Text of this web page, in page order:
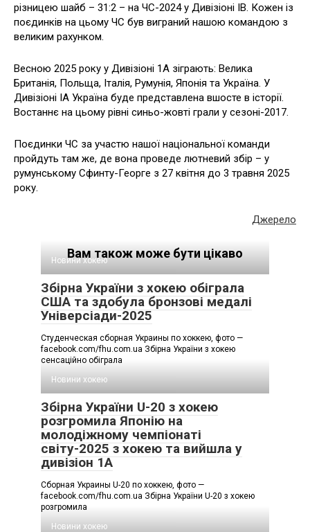
різницею шайб – 31:2 – на ЧС-2024 у Дивізіоні IB. Кожен із
поєдинків на цьому ЧС був виграний нашою командою з
великим рахунком.
Весною 2025 року у Дивізіоні 1А зіграють: Велика
Британія, Польща, Італія, Румунія, Японія та Україна. У
Дивізіоні ІА Україна буде представлена ​​вшосте в історії.
Востаннє на цьому рівні синьо-жовті грали у сезоні-2017.
Поєдинки ЧС за участю нашої національної команди
пройдуть там же, де вона проведе лютневий збір – у
румунському Сфинту-Георге з 27 квітня до 3 травня 2025
року.
Джерело
Вам також може бути цікаво
Новини хокею
Збірна України з хокею обіграла
США та здобула бронзові медалі
Універсіади-2025
Студенческая сборная Украины по хоккею, фото —
facebook.com/fhu.com.ua Збірна України з хокею
сенсаційно обіграла
Новини хокею
Збірна України U-20 з хокею
розгромила Японію на
молодіжному чемпіонаті
світу-2025 з хокею та вийшла у
дивізіон 1А
Сборная Украины U-20 по хоккею, фото —
facebook.com/fhu.com.ua Збірна України U-20 з хокею
розгромила
Новини хокею